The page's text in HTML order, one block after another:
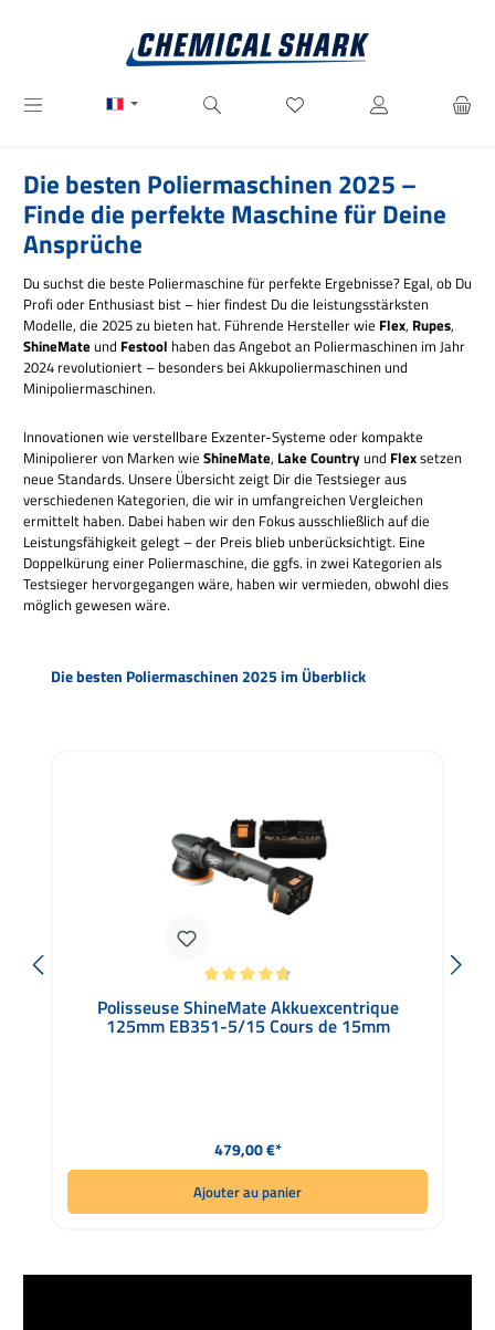
Vous avez 0 articles dans
Die besten Poliermaschinen 2025 –
Finde die perfekte Maschine für Deine
Ansprüche
Du suchst die beste Poliermaschine für perfekte Ergebnisse? Egal, ob Du
Profi oder Enthusiast bist – hier findest Du die leistungsstärksten
Modelle, die 2025 zu bieten hat. Führende Hersteller wie Flex, Rupes,
ShineMateund Festool haben das Angebot an Poliermaschinen im Jahr
2024 revolutioniert – besonders bei Akkupoliermaschinen und
Minipoliermaschinen.
Innovationen wie verstellbare Exzenter-Systeme oder kompakte
Minipolierer von Marken wie ShineMate, Lake Countryund Flexsetzen
neue Standards. Unsere Übersicht zeigt Dir die Testsieger aus
verschiedenen Kategorien, die wir in umfangreichen Vergleichen
ermittelt haben. Dabei haben wir den Fokus ausschließlich auf die
Leistungsfähigkeit gelegt – der Preis blieb unberücksichtigt. Eine
Doppelkürung einer Poliermaschine, die ggfs. in zwei Kategorien als
Testsieger hervorgegangen wäre, haben wir vermieden, obwohl dies
möglich gewesen wäre.
Ignorer la galerie de produits
Die besten Poliermaschinen 2025 im Überblick
Note moyenne de 4.86 sur 5 étoiles
Polisseuse ShineMate Akkuexcentrique
125mm EB351-5/15 Cours de 15mm
Prix régulier :
479,00 €*
Ajouter au panier